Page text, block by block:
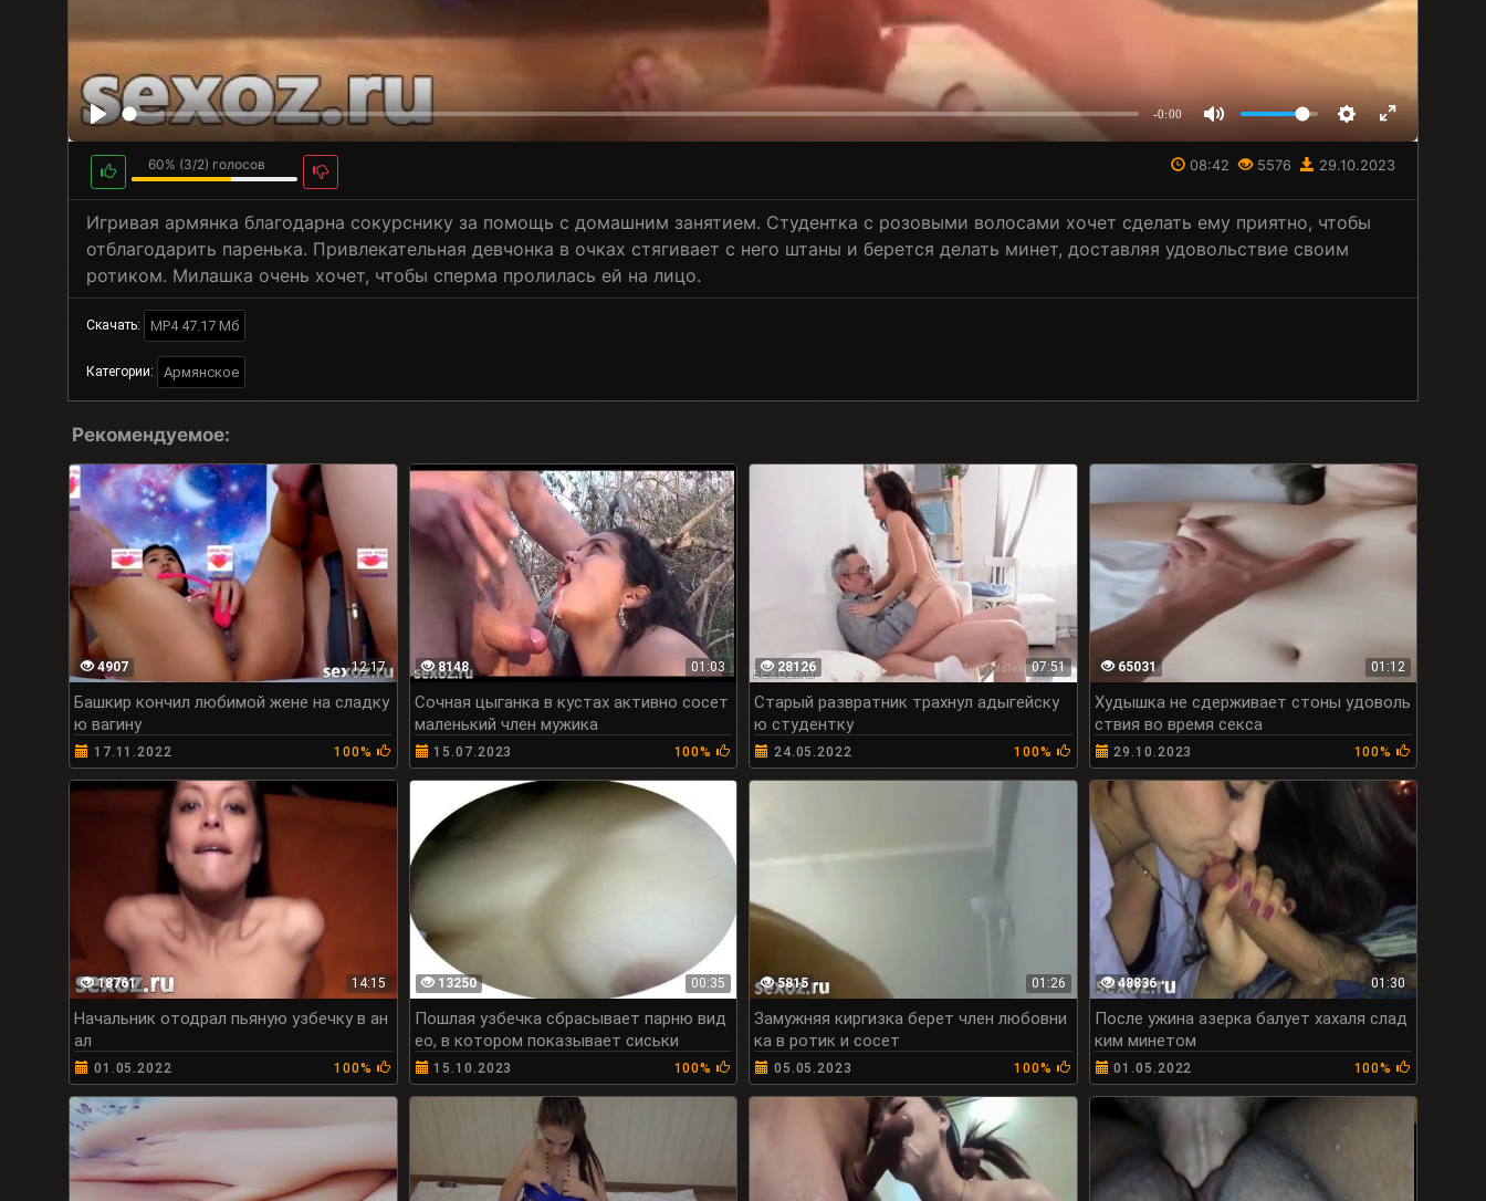
-0:00
60% (3/2) голосов 08:42 5576 29.10.2023
Игривая армянка благодарна сокурснику за помощь с домашним занятием. Студентка с розовыми волосами хочет сделать ему приятно, чтобы
отблагодарить паренька. Привлекательная девчонка в очках стягивает с него штаны и берется делать минет, доставляя удовольствие своим
ротиком. Милашка очень хочет, чтобы сперма пролилась ей на лицо.
Скачать: MP4 47.17 Мб
Категории: Армянское
Рекомендуемое:
4907 12:17
Башкир кончил любимой жене на сладку
ю вагину
17.11.2022 100%
8148 01:03
Сочная цыганка в кустах активно сосет
маленький член мужика
15.07.2023 100%
28126 07:51
Старый развратник трахнул адыгейску
ю студентку
24.05.2022 100%
65031 01:12
Худышка не сдерживает стоны удоволь
ствия во время секса
29.10.2023 100%
18761 14:15
Начальник отодрал пьяную узбечку в ан
ал
01.05.2022 100%
13250 00:35
Пошлая узбечка сбрасывает парню вид
ео, в котором показывает сиськи
15.10.2023 100%
5815 01:26
Замужняя киргизка берет член любовни
ка в ротик и сосет
05.05.2023 100%
48836 01:30
После ужина азерка балует хахаля слад
ким минетом
01.05.2022 100%